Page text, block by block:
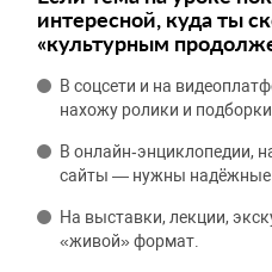
интересной, куда ты
«культурным
В соцсети и на
нахожу ролики и подборки.
В онлайн‑энциклопедии,
сайты — нужны надёжные
На выставки, лекции,
«живой» формат.